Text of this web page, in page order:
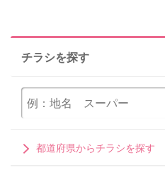
チラシを探す
都道府県からチラシを探す